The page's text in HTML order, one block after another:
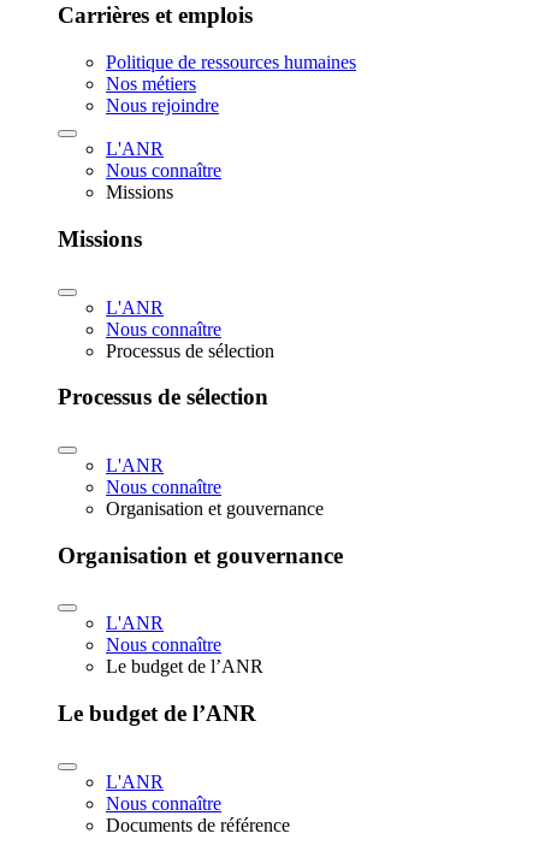
Carrières et emplois
Politique de ressources humaines
Nos métiers
Nous rejoindre
L'ANR
Nous connaître
Missions
Missions
L'ANR
Nous connaître
Processus de sélection
Processus de sélection
L'ANR
Nous connaître
Organisation et gouvernance
Organisation et gouvernance
L'ANR
Nous connaître
Le budget de l’ANR
Le budget de l’ANR
L'ANR
Nous connaître
Documents de référence